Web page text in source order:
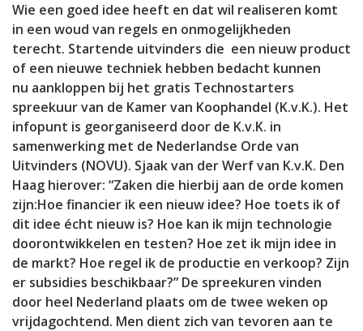
Wie een goed idee heeft en dat wil realiseren komt
in een woud van regels en onmogelijkheden
terecht. Startende uitvinders die een nieuw product
of een nieuwe techniek hebben bedacht kunnen
nu aankloppen bij het gratis Technostarters
spreekuur van de Kamer van Koophandel (K.v.K.). Het
infopunt is georganiseerd door de K.v.K. in
samenwerking met de Nederlandse Orde van
Uitvinders (NOVU). Sjaak van der Werf van K.v.K. Den
Haag hierover: “Zaken die hierbij aan de orde komen
zijn:Hoe financier ik een nieuw idee? Hoe toets ik of
dit idee écht nieuw is? Hoe kan ik mijn technologie
doorontwikkelen en testen? Hoe zet ik mijn idee in
de markt? Hoe regel ik de productie en verkoop? Zijn
er subsidies beschikbaar?” De spreekuren vinden
door heel Nederland plaats om de twee weken op
vrijdagochtend. Men dient zich van tevoren aan te